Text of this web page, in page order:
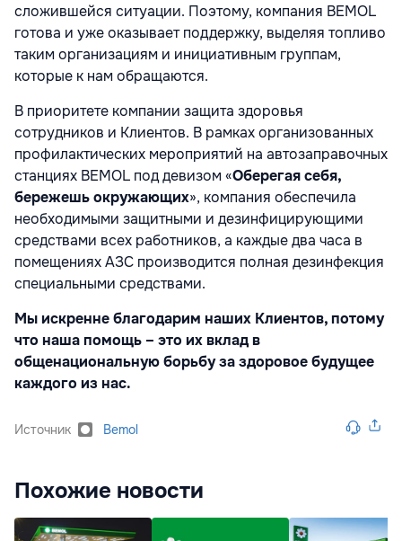
сложившейся ситуации. Поэтому, компания BEMOL
готова и уже оказывает поддержку, выделяя топливо
таким организациям и инициативным группам,
которые к нам обращаются.
В приоритете компании защита здоровья
сотрудников и Клиентов. В рамках организованных
профилактических мероприятий на автозаправочных
станциях BEMOL под девизом «Оберегая себя,
бережешь окружающих», компания обеспечила
необходимыми защитными и дезинфицирующими
средствами всех работников, а каждые два часа в
помещениях АЗС производится полная дезинфекция
специальными средствами.
Мы искренне благодарим наших Клиентов, потому
что наша помощь – это их вклад в
общенациональную борьбу за здоровое будущее
каждого из нас.
Источник Bemol
Похожие новости